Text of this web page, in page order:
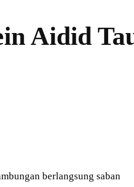
Aidid
berlangsung saban